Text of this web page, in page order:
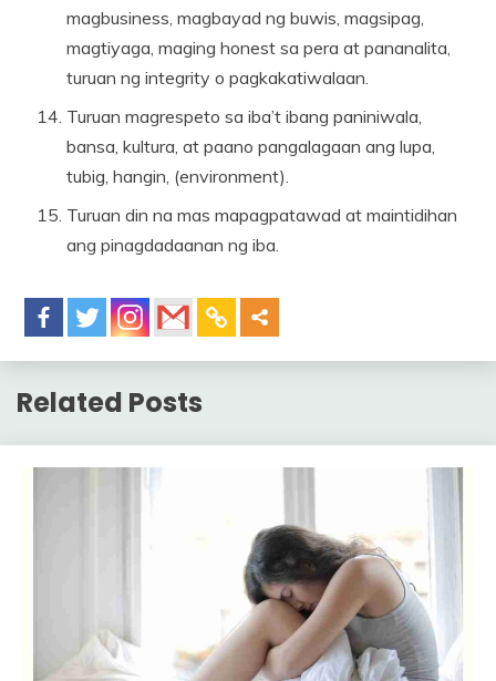
magbusiness, magbayad ng buwis, magsipag,
magtiyaga, maging honest sa pera at pananalita,
turuan ng integrity o pagkakatiwalaan.
Turuan magrespeto sa iba’t ibang paniniwala,
bansa, kultura, at paano pangalagaan ang lupa,
tubig, hangin, (environment).
Turuan din na mas mapagpatawad at maintidihan
ang pinagdadaanan ng iba.
Related Posts